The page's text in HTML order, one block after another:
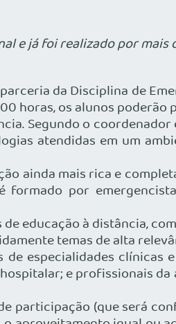
e já foi realizado por mais
da Disciplina de
horas, os alunos
Segundo o
atendidas em um
ainda mais rica e
por
educação à distância,
temas de alta
especialidades
e profissionais da
(que será